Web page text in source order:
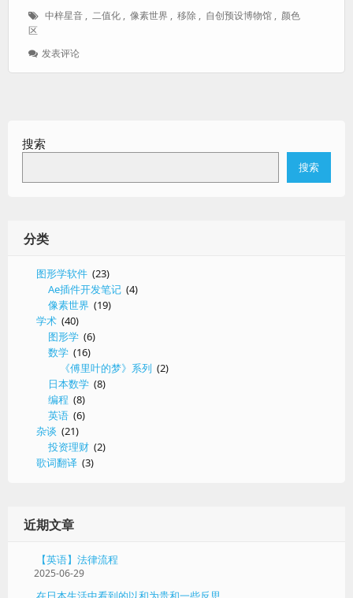
于：
标
中梓星音 , 二值化 , 像素世界 , 移除 , 自创预设博物馆 , 颜色
区
发表评论: 【像
设
物
二
值
化
色
区
搜索
搜索
分类
图形学软件 (23)
Ae插件开发笔记 (4)
像素世界 (19)
学术 (40)
图形学 (6)
数学 (16)
《傅里叶的梦》系列 (2)
日本数学 (8)
编程 (8)
英语 (6)
杂谈 (21)
投资理财 (2)
歌词翻译 (3)
近期文章
【英语】法律流程
2025-06-29